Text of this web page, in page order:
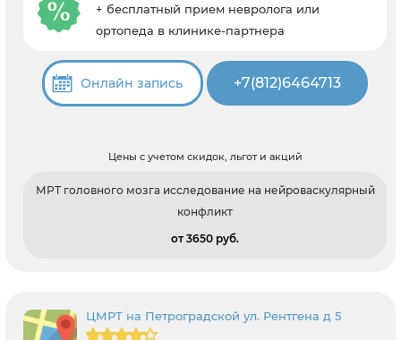
+ бесплатный прием невролога или
ортопеда в клинике-партнера
Онлайн запись +7(812)6464713
Цены с учетом скидок, льгот и акций
МРТ головного мозга исследование на нейроваскулярный
конфликт
от 3650 pуб.
ЦМРТ на Петроградской ул. Рентгена д 5